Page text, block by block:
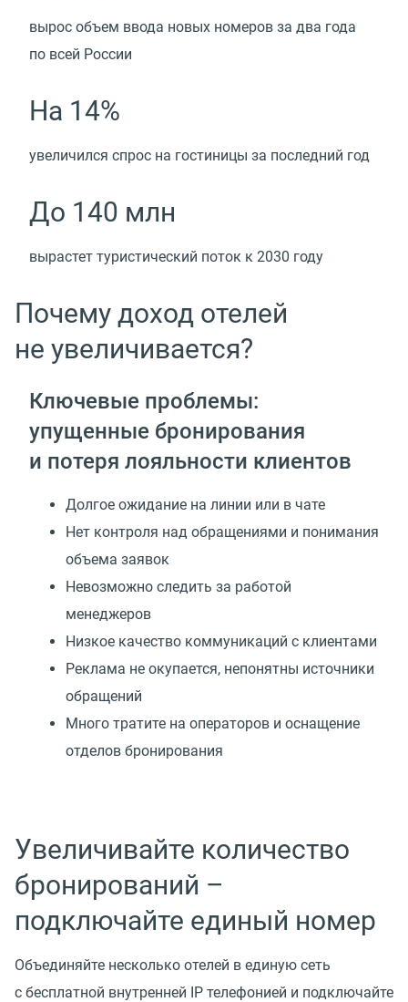
вырос объем ввода новых номеров за два года
по всей России
На 14%
увеличился спрос на гостиницы за последний год
До 140 млн
вырастет туристический поток к 2030 году
Почему доход отелей
не увеличивается?
Ключевые проблемы:
упущенные бронирования
и потеря лояльности клиентов
Долгое ожидание на линии или в чате
Нет контроля над обращениями и понимания
объема заявок
Невозможно следить за работой
менеджеров
Низкое качество коммуникаций с клиентами
Реклама не окупается, непонятны источники
обращений
Много тратите на операторов и оснащение
отделов бронирования
Увеличивайте количество
бронирований –
подключайте единый номер
Объединяйте несколько отелей в единую сеть
с бесплатной внутренней IP телефонией и подключайте